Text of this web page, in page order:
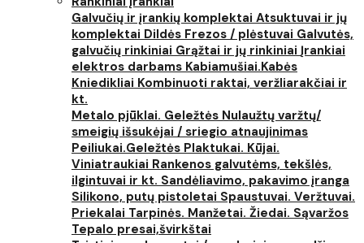
Galvučių ir įrankių komplektai Atsuktuvai ir jų
komplektai Dildės Frezos / plėstuvai Galvutės,
galvučių rinkiniai Grąžtai ir jų rinkiniai Įrankiai
elektros darbams Kabiamušiai.Kabės
Kniedikliai Kombinuoti raktai, veržliarakčiai ir
kt.
Metalo pjūklai. Geležtės Nulaužtų varžtų/
smeigių išsukėjai / sriegio atnaujinimas
Peiliukai.Geležtės Plaktukai. Kūjai.
Viniatraukiai Rankenos galvutėms, tekšlės,
ilgintuvai ir kt. Sandėliavimo, pakavimo įranga
Silikono, putų pistoletai Spaustuvai. Veržtuvai.
Priekalai Tarpinės. Manžetai. Žiedai. Sąvaržos
Tepalo presai,švirkštai